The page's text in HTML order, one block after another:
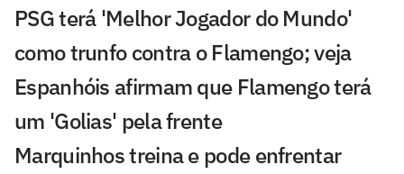
PSG terá 'Melhor Jogador do Mundo'
como trunfo contra o Flamengo; veja
Espanhóis afirmam que Flamengo terá
um 'Golias' pela frente
Marquinhos treina e pode enfrentar